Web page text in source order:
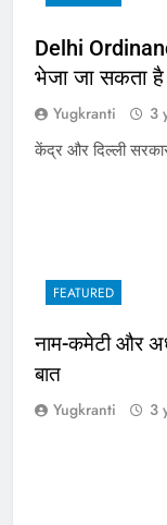
Delhi
भेजा जा सकता है
Yugkranti 3
केंद्र और दिल्ली
FEATURED
नाम-कमेटी और
बात
Yugkranti 3